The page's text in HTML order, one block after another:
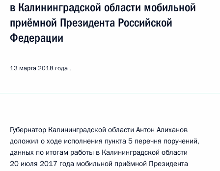
в Калининградской области мобильной
приёмной Президента Российской
Федерации
13 марта 2018 года
Губернатор Калининградской области Антон Алиханов
доложил о ходе исполнения пункта 5 перечня поручений,
данных по итогам работы в Калининградской области
20 июля 2017 года мобильной приёмной Президента